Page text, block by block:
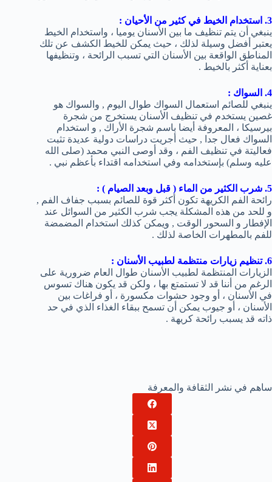
3. استخدام الخيط في كثير من الأحيان :
ينبغي أن يتم تنظيف ما بين الأسنان يوميا ، واستخدام الخيط
يعتبر أفضل وسيلة لذلك ، حيث يمكن للخيط الكشف عن تلك
المناطق الواقعة بين الأسنان التي تسبب الرائحة ، وتنظيفها
بعناية أكثر بالخيط .
4. السواك :
ينبغي للصائم استعمال السواك طوال اليوم , والسواك هو
غصين يستخدم في تنظيف الأسنان يستخرج من شجرة
بيرسيكا ، المعروفة أيضا باسم شجرة الأراك , و استخدام
السواك فعال جدا , حيث أجريت دراسات دولية عديدة تثبت
فعاليتة في تنظيف الفم ، وقد أوصى النبي محمد (صلى الله
عليه وسلم) بإستخدامه وفي استخدامه اقتداء بأعظم نبي .
5. شرب الكثير من الماء ( قبل وبعد الصيام ) :
رائحة الفم الكريهة تكون أكثر قوة للصائم بسبب جفاف الفم ,
و للحد من هذه المشكلة يجب شرب الكثير من السوائل عند
الإفطار و السحور الوقت , ويمكن كذلك استخدام المضمضة
للفم بالمطهرات الخاصة لذلك .
6. تنظيم زيارات منتظمة لطبيب الأسنان :
الزيارات المنتظمة لطبيب الأسنان طوال العام ضرورية على
الرغم من أننا قد لا تستمتع بها ، ولكن قد يكون هناك تسوس
في الأسنان ، أو وجود حشوات مكسورة ، أو فراغات بين
الأسنان ، أو جيوب يمكن أن تسمح ببقاء الغذاء الذي في حد
ذاته قد يسبب رائحة كريهة .
ساهم في نشر الثقافة والمعرفة